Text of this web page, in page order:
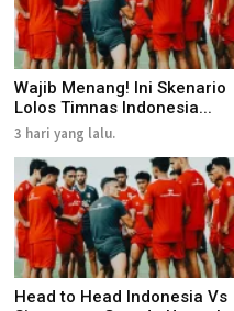
Wajib Menang! Ini Skenario
Lolos Timnas Indonesia...
3 hari yang lalu.
Head to Head Indonesia Vs